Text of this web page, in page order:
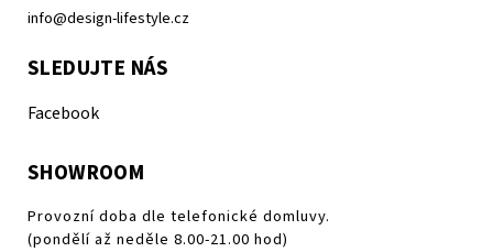
info@design-lifestyle.cz
SLEDUJTE NÁS
Facebook
SHOWROOM
Provozní doba dle telefonické domluvy.
(pondělí až neděle 8.00-21.00 hod)